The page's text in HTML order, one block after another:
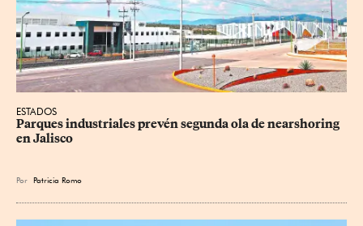
ESTADOS
Parques industriales prevén segunda ola de nearshoring
en Jalisco
Por Patricia Romo